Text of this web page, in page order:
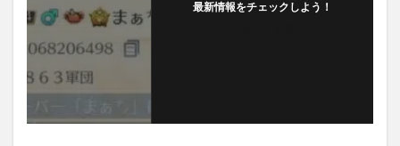
最新情報をチェックしよう！